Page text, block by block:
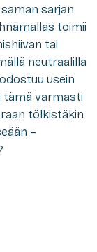
sarjan
toimii
tai
neutraalilla
usein
tämä varmasti
tölkistäkin.
–